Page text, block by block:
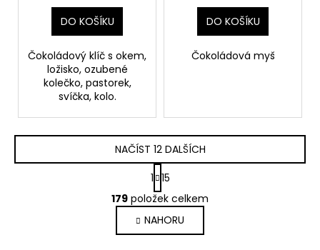
DO KOŠÍKU
Čokoládový klíč s okem,
ložisko, ozubené
kolečko, pastorek,
svíčka, kolo.
DO KOŠÍKU
Čokoládová myš
O
v
l
á
NAČÍST 12 DALŠÍCH
S
t
r
á
n
k
1 15
179 položek celkem
NAHORU